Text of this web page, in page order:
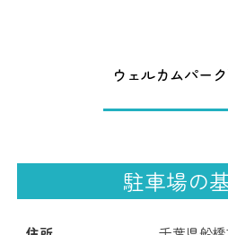
ウェルカムパー
駐車場の